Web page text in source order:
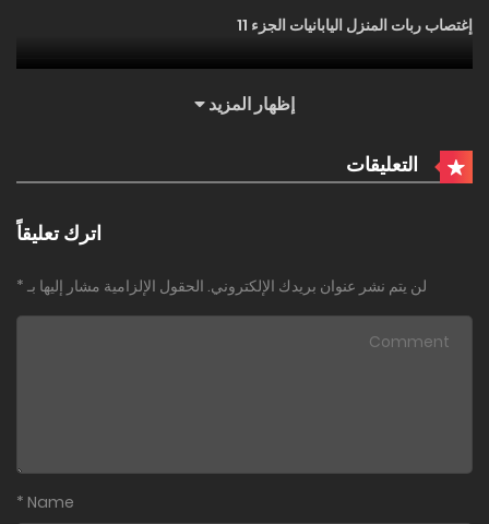
إغتصاب ربات المنزل اليابانيات الجزء 11
إغتصاب ربات المنزل اليابانيات الجزء 10
إغتصاب ربات المنزل اليابانيات الجزء 9.5
إغتصاب ربات المنزل اليابانيات الجزء 8
إغتصاب ربات المنزل اليابانيات الجزء 7
إظهار المزيد
التعليقات
اترك تعليقاً
لن يتم نشر عنوان بريدك الإلكتروني. الحقول الإلزامية مشار إليها بـ *
Name
*